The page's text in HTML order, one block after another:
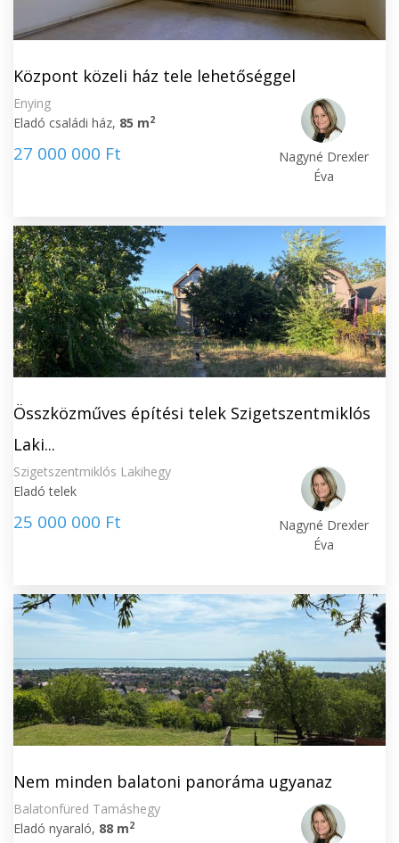
Központ közeli ház tele lehetőséggel
Enying
Eladó családi ház, 85 m2
27 000 000 Ft
Nagyné Drexler
Éva
Összközműves építési telek Szigetszentmiklós
Laki...
Szigetszentmiklós Lakihegy
Eladó telek
25 000 000 Ft
Nagyné Drexler
Éva
Nem minden balatoni panoráma ugyanaz
Balatonfüred Tamáshegy
Eladó nyaraló, 88 m2